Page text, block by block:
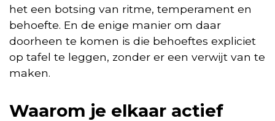
het een botsing van ritme, temperament en
behoefte. En de enige manier om daar
doorheen te komen is die behoeftes expliciet
op tafel te leggen, zonder er een verwijt van te
maken.
Waarom je elkaar actief